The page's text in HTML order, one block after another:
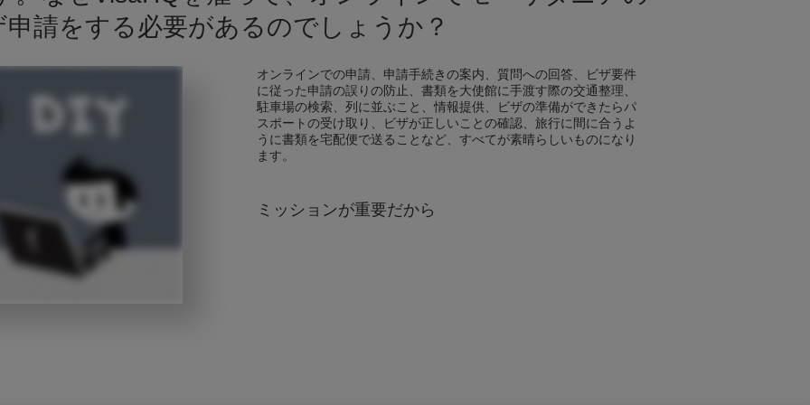
申請をする必要があるのでしょうか？
オンラインでの申請、申請手続きの案内、質問への回答、ビザ要件
に従った申請の誤りの防止、書類を大使館に手渡す際の交通整理、
駐車場の検索、列に並ぶこと、情報提供、ビザの準備ができたらパ
スポートの受け取り、ビザが正しいことの確認、旅行に間に合うよ
うに書類を宅配便で送ることなど、すべてが素晴らしいものになり
ます。
ミッションが重要だから